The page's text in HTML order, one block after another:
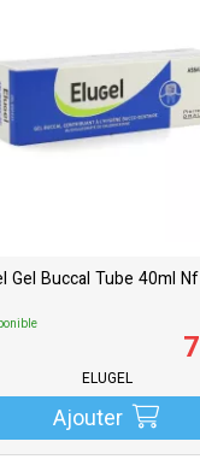
Gel Buccal Tube 40ml Nf
7
ELUGEL
Ajouter